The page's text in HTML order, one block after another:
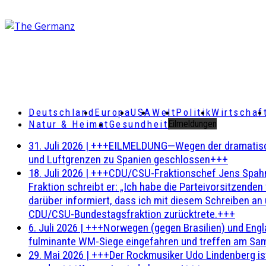
DeutschlandEuropaUSAWeltPolitik
Natur & HeimatGesundheit Eilmeldungen
31. Juli 2026 | +++EILMELDUNG—Wegen der
und Luftgrenzen zu Spanien geschlossen+++
18. Juli 2026 | +++CDU/CSU-Fraktionschef Jens
Fraktion schreibt er: „Ich habe die
darüber informiert, dass ich mit diesem Schreiben
CDU/CSU-Bundestagsfraktion zurücktrete.+++
6. Juli 2026 | +++Norwegen (gegen Brasilien) und
fulminante WM-Siege eingefahren und treffen am
29. Mai 2026 | +++Der Rockmusiker Udo Lindenberg